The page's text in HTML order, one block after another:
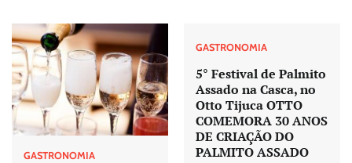
GASTRONOMIA
GASTRONOMIA
5° Festival de Palmito
Assado na Casca, no
Otto Tijuca OTTO
COMEMORA 30 ANOS
DE CRIAÇÃO DO
PALMITO ASSADO